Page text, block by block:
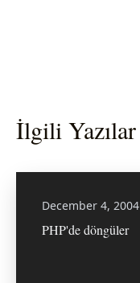
İlgili Yazılar
December 4, 2004
PHP'de döngüler